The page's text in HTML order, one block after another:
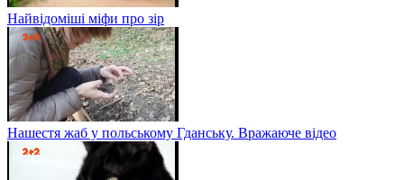
Найвідоміші міфи про зір
Нашестя жаб у польському Гданську. Вражаюче відео